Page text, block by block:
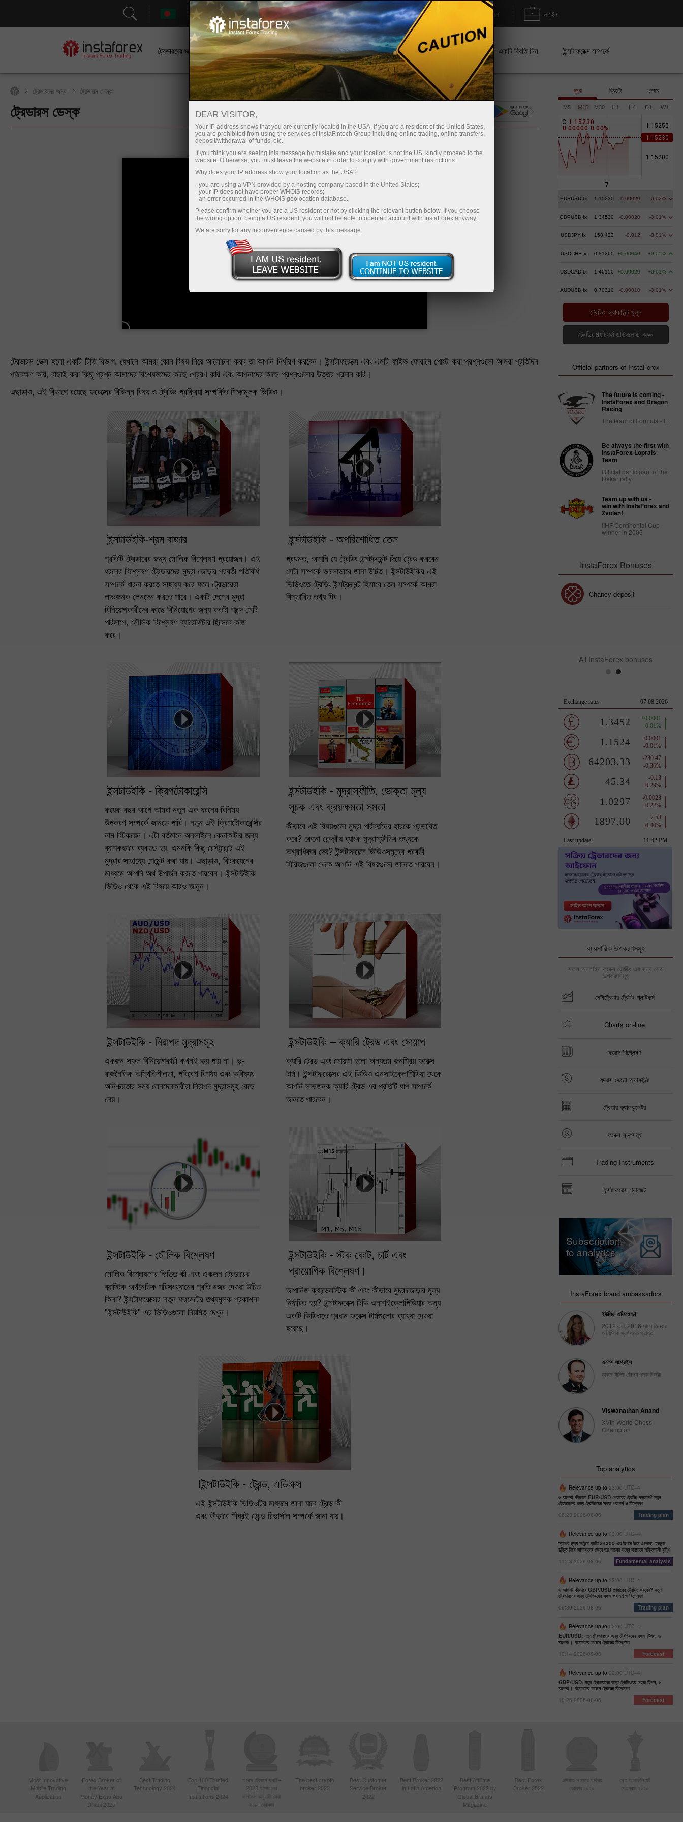
সহায়তা তাৎক্ষণিক অ্যাকাউন্ট খোলা ট্রেডিং প্ল্যাটফর্ম জমা/উত্তোলন লগইন
ট্রেডারদের জন্য নতুনদের জন্য বিনিয়োগকারীদের জন্য অংশীদারদের জন্য ক্যাম্পেইন একটি বিরতি নিন ইন্সটাফরেক্স সম্পর্কে
ট্রেডারদের জন্য ট্রেডারস ডেস্ক
ট্রেডারস ডেস্ক ডেমো অ্যাকাউন্ট খুলুন অর্থ জমা
ট্রেডারস ডেক্স হলো একটি টিভি বিভাগ, যেখানে আমরা কোন বিষয় নিয়ে আলোচনা করব তা আপনি নির্ধারণ করবেন। ইন্সটাফরেক্সে এবং এমটি ফাইভ ফোরামে পোস্ট করা প্রশ্নগুলো আমরা প্রতিদিন
পর্যবেক্ষণ করি, বাছাই করা কিছু প্রশ্ন আমাদের বিশেষজ্ঞদের কাছে প্রেরণ করি এবং আপনাদের কাছে প্রশ্নগুলোর উত্তর প্রদান করি।
এছাড়াও, এই বিভাগে রয়েছে ফরেক্সের বিভিন্ন বিষয় ও ট্রেডিং প্রক্রিয়া সম্পর্কিত শিক্ষামূলক ভিডিও।
ইন্সটাউইকি-শ্রম বাজার
প্রতিটি ট্রেডারের জন্য মৌলিক বিশ্লেষণ প্রয়োজন। এই
ধরনের বিশ্লেষণ ট্রেডারদের মুদ্রা জোড়ার পরবর্তী গতিবিধি
সম্পর্কে ধারনা করতে সাহায্য করে ফলে ট্রেডারেরা
লাভজনক লেনদেন করতে পারে। একটি দেশের মুদ্রা
বিনিয়োগকারীদের কাছে বিনিয়োগের জন্য কতটা পছন্দ সেটি
পরিমাপে, মৌলিক বিশ্লেষণ ব্যারোমিটার হিসেবে কাজ
করে।
ইন্সটাউইকি - অপরিশোধিত তেল
প্রথমত, আপনি যে ট্রেডিং ইন্সট্রুমেন্ট দিয়ে ট্রেড করবেন
সেটা সম্পর্কে ভালোভাবে জানা উচিত। ইন্সটাউইকির এই
ভিডিওতে ট্রেডিং ইন্সট্রুমেন্ট হিসাবে তেল সম্পর্কে আমরা
বিস্তারিত তথ্য দিব।
ইন্সটাউইকি - ক্রিপটোকারেন্সি
কয়েক বছর আগে আমরা নতুন এক ধরনের বিনিময়
উপকরণ সম্পর্কে জানতে পারি। নতুন এই ক্রিপটোকারেন্সির
নাম বিটকয়েন। এটা বর্তমানে অনলাইনে কেনাকাটার জন্য
ব্যাপকভাবে ব্যবহৃত হয়, এমনকি কিছু রেস্টুরেন্টে এই
মুদ্রার সাহায্যে পেমেন্ট করা যায়। এছাড়াও, বিটকয়েনের
মাধ্যমে আপনি অর্থ উপার্জন করতে পারবেন। ইন্সটাউইকি
ভিডিও থেকে এই বিষয়ে আরও জানুন।
ইন্সটাউইকি - মুদ্রাস্ফীতি, ভোক্তা মূল্য
সূচক এবং ক্রয়ক্ষমতা সমতা
কীভাবে এই বিষয়গুলো মুদ্রা পরিবর্তনের হারকে প্রভাবিত
করে? কেনো কেন্দ্রীয় ব্যাংক মুদ্রাস্ফীতির তথ্যকে
অগ্রাধিকার দেয়? ইন্সটাফরেক্স ভিডিওসমূহের পরবর্তী
সিরিজগুলো থেকে আপনি এই বিষয়গুলো জানতে পারবেন।
ইন্সটাউইকি - নিরাপদ মুদ্রাসমূহ
একজন সফল বিনিয়োগকারী কখনই ভয় পায় না। ভূ-
রাজনৈতিক অস্থিতিশীলতা, পরিবেশ বিপর্যয় এবং ভবিষ্যৎ
অনিশ্চয়তার সময় লেনদেনকারীরা নিরাপদ মুদ্রাসমূহ বেছে
নেয়।
ইন্সটাউইকি – ক্যারি ট্রেড এবং সোয়াপ
ক্যারি ট্রেড এবং সোয়াপ হলো অন্যতম জনপ্রিয় ফরেক্স
টার্ম। ইন্সটাফরেক্সের এই ভিডিও এনসাইক্লোপিডিয়া থেকে
আপনি লাভজনক ক্যারি ট্রেড এর প্রতিটি ধাপ সম্পর্কে
জানতে পারবেন।
ইন্সটাউইকি - মৌলিক বিশ্লেষণ
মৌলিক বিশ্লেষণের ভিত্তি কী এবং একজন ট্রেডারের
ব্যাস্টিক অর্থনৈতিক পরিসংখ্যানের প্রতি নজর দেওয়া উচিত
কিনা? ইন্সটাফরেক্সের নতুন ফরমেটের তথ্যমূলক প্রকাশনা
"ইন্সটাউইকি" এর ভিডিওগুলো নিয়মিত দেখুন।
ইন্সটাউইকি - স্টক কোট, চার্ট এবং
প্রায়োগিক বিশ্লেষণ।
জাপানিজ ক্যান্ডেলস্টিক কী এবং কীভাবে মুদ্রাজোড়ার মূল্য
নির্ধারিত হয়? ইন্সটাফরেক্স টিভি এনসাইক্লোপিডিয়ার অন্য
একটি ভিডিওতে প্রধান ফরেক্স টার্মগুলোর ব্যাখ্যা দেওয়া
হয়েছে।
Iইন্সটাউইকি - ট্রেন্ড, এডিএক্স
এই ইন্সটাউইকি ভিডিওটির মাধ্যমে জানা যাবে ট্রেন্ড কী
এবং কীভাবে শীঘ্রই ট্রেন্ড রিভার্সাল সম্পর্কে জানা যায়।
মুদ্রা ক্রিপ্টো শেয়ার
M5 M15 M30 H1 H4 D1 W1
C 1 . 1 5230
0.00000 0.00%
EURUSD.fx 1.15230 -0.00020 -0.02%
GBPUSD.fx 1.34530 -0.00020 -0.01%
USDJPY.fx 158.422 -0.012 -0.01%
USDCHF.fx 0.81260 +0.00040 +0.05%
USDCAD.fx 1.40150 +0.00020 +0.01%
AUDUSD.fx 0.70310 -0.00010 -0.01%
ট্রেডিং অ্যাকাউন্ট খুলুন
ট্রেডিং প্ল্যাটফর্ম ডাউনলোড করুন
Official partners of InstaForex
The future is coming -
InstaForex and Dragon
Racing
The team of Formula - E
Be always the first with
InstaForex Loprais
Team
Official participant of the
Dakar rally
Team up with us -
win with InstaForex and
Zvolen!
IIHF Continental Cup
winner in 2005
InstaForex Bonuses
Chancy deposit
All InstaForex bonuses
ব্যবসায়িক উপকরণসমূহ
সফল অনলাইন ফরেক্স ট্রেডিং এর জন্য সেরা
উপকরণসমূহ
মেটাট্রেডার ট্রেডিং প্লাটফর্ম
Charts on-line
ফরেক্স বিশ্লেষণ
ফরেক্স ডেমো অ্যাকাউন্ট
ট্রেডার ক্যালকুলেটর
ফরেক্স সূচকসমূহ
Trading Instruments
ইন্সটাফরেক্স গ্যাজেট
Subscription
to analytics
InstaForex brand ambassadors
ইউলিয়া এফিমোভা
2012 এবং 2016 সালে তিনবার
অলিম্পিক স্বর্ণপদক প্রাপ্ত
এলেস লপ্রেইস
ডাকার র্যালির রৌপ্য পদক বিজয়ী
Viswanathan Anand
XVth World Chess
Champion
Top analytics
Relevance up to 23:00 UTC--4
৬ আগস্ট কীভাবে EUR/USD পেয়ারের ট্রেডিং করবেন? নতুন
ট্রেডারদের জন্য ট্রেডিংয়ের সহজ পরামর্শ ও বিশ্লেষণ
06:23 2026-08-06
Trading plan
Relevance up to 03:00 UTC--4
স্বর্ণের মূল্য আউন্স প্রতি $4300-এর উপরে উঠে এসেছে: হরমুজ
চুক্তি নিয়ে আশাবাদের জেরে ছয় মাসের মধ্যে সবচেয়ে শক্তিশালী বৃদ্ধি
11:43 2026-08-06
Fundamental analysis
Relevance up to 23:00 UTC--4
৬ আগস্ট কীভাবে GBP/USD পেয়ারের ট্রেডিং করবেন? নতুন
ট্রেডারদের জন্য ট্রেডিংয়ের সহজ পরামর্শ ও বিশ্লেষণ
06:39 2026-08-06
Trading plan
Relevance up to 02:00 UTC--4
EUR/USD: নতুন ট্রেডারদের জন্য ট্রেডিংয়ের সহজ টিপস, ৬
আগস্ট। গতকালের ফরেক্স ট্রেডের বিশ্লেষণ
10:14 2026-08-06
Forecast
Relevance up to 02:00 UTC--4
GBP/USD: নতুন ট্রেডারদের জন্য ট্রেডিংয়ের সহজ টিপস, ৬
আগস্ট। গতকালের ফরেক্স ট্রেডের বিশ্লেষণ
10:26 2026-08-06
Forecast
Most Innovative
Mobile Trading
Application
Forex Broker of
the Year at
Money Expo Abu
Dhabi 2025
Best Trading
Technology 2024
Top 100 Trusted
Financial
Institutions 2024
ফরেক্স ট্রেডার্স দুবাই–
2023 সম্মেলনের
ফলাফল অনুযায়ী সেরা
ফরেক্স ব্রোকার
The best crypto
broker 2022
Best Customer
Service Broker
2022
Best Broker 2022
in Latin America
Best Affiliate
Program 2022 by
Global Brands
Magazine
Best Forex
Broker 2022
এশিয়ায় সবচেয়ে সক্রিয়
ব্রোকার ২০২০
সেরা অ্যাফিলিয়েট
প্রোগ্রাম ২০২০
DEAR VISITOR,
Your IP address shows that you are currently located in the USA. If you are a resident of the United States,
you are prohibited from using the services of InstaFintech Group including online trading, online transfers,
deposit/withdrawal of funds, etc.
If you think you are seeing this message by mistake and your location is not the US, kindly proceed to the
website. Otherwise, you must leave the website in order to comply with government restrictions.
Why does your IP address show your location as the USA?
- you are using a VPN provided by a hosting company based in the United States;
- your IP does not have proper WHOIS records;
- an error occurred in the WHOIS geolocation database.
Please confirm whether you are a US resident or not by clicking the relevant button below. If you choose
the wrong option, being a US resident, you will not be able to open an account with InstaForex anyway.
We are sorry for any inconvenience caused by this message.